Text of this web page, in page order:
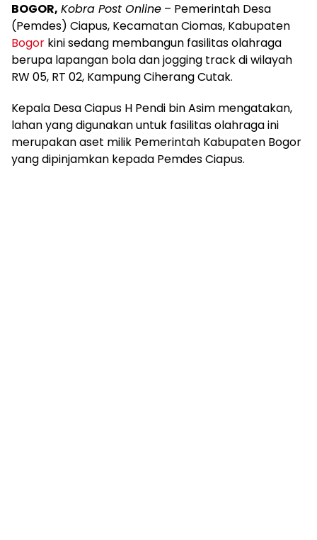
BOGOR, Kobra Post Online – Pemerintah Desa
(Pemdes) Ciapus, Kecamatan Ciomas, Kabupaten
Bogor kini sedang membangun fasilitas olahraga
berupa lapangan bola dan jogging track di wilayah
RW 05, RT 02, Kampung Ciherang Cutak.
Kepala Desa Ciapus H Pendi bin Asim mengatakan,
lahan yang digunakan untuk fasilitas olahraga ini
merupakan aset milik Pemerintah Kabupaten Bogor
yang dipinjamkan kepada Pemdes Ciapus.